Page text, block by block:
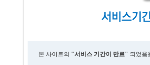
본 사이트의 "서비스 기간이 만료" 되었음